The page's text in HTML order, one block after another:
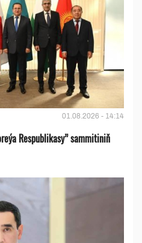
01.08.2026 - 14:14
Respublikasy” sammitiniň